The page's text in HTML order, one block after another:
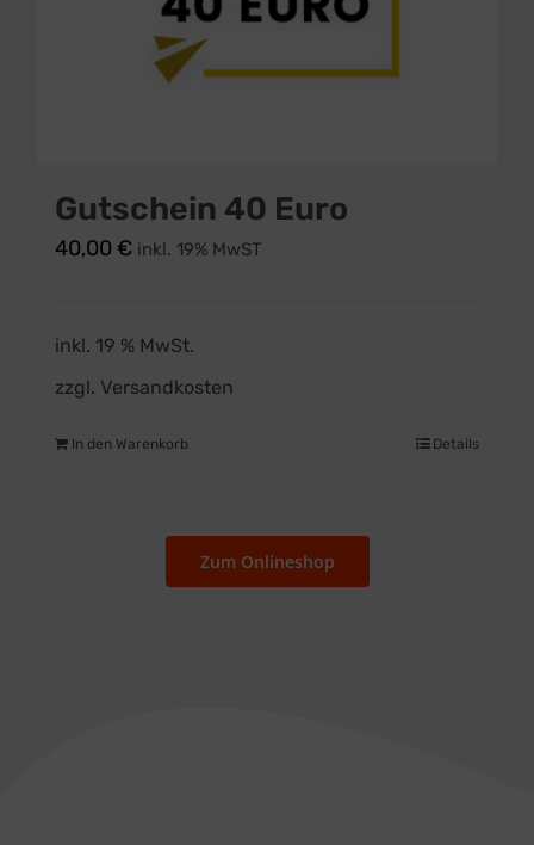
Gutschein 40 Euro
40,00 € inkl. 19% MwST
inkl. 19 % MwSt.
zzgl. Versandkosten
In den Warenkorb Details
Zum Onlineshop